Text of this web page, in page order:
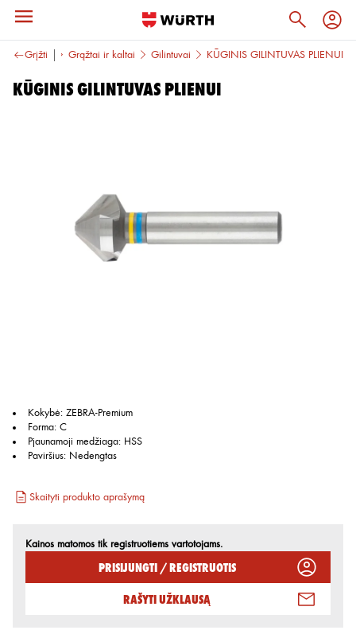
Grįžti Grąžtai ir kaltai Gilintuvai KŪGINIS GILINTUVAS PLIENUI
KŪGINIS GILINTUVAS PLIENUI
Kokybė: ZEBRA-Premium
Forma: C
Pjaunamoji medžiaga: HSS
Paviršius: Nedengtas
Skaityti produkto aprašymą
Kainos matomos tik registruotiems vartotojams.
Prisijungti / Registruotis
Rašyti užklausą